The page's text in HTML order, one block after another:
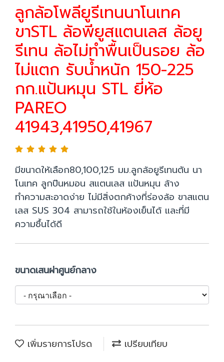
ลูกล้อโพลียูรีเทนนาโนเทค
ขาSTL ล้อพียูสแตนเลส ล้อยู
รีเทน ล้อไม่ทำพื้นเป็นรอย ล้อ
ไม่แตก รับน้ำหนัก 150-225
กก.แป้นหมุน STL ยี่ห้อ
PAREO
41943,41950,41967
มีขนาดให้เลือก80,100,125 มม.ลูกล้อยูรีเทนตัน นา
โนเทค ลูกปืนหมอน สแตนเลส แป้นหมุน ล้าง
ทำความสะอาดง่าย ไม่มีสิ่งตกค้างที่ร่องล้อ ขาสแตน
เลส SUS 304 สามารถใช้ในห้องเย็นได้ และที่มี
ความชื้นได้ดี
ขนาดเสนผ่าศูนย์กลาง
เพิ่มรายการโปรด
เปรียบเทียบ